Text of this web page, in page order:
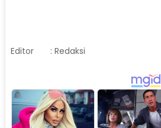
Editor : Redaksi